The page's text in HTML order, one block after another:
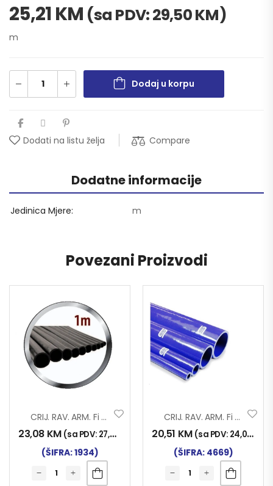
25,21KM (sa PDV:29,50KM)
m
Dodaj u korpu
Dodati na listu želja Compare
Dodatne informacije
Jedinica Mjere m
Povezani Proizvodi
CRIJ. RAV. ARM. Fi 50×1000
23,08 KM (sa PDV: 27,00
(ŠIFRA: 1934)
CRIJ. RAV. ARM. Fi 32×1000 SILIKON
20,51 KM (sa PDV: 24,00
(ŠIFRA: 4669)